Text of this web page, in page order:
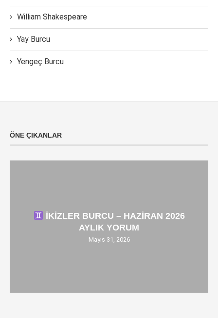
William Shakespeare
Yay Burcu
Yengeç Burcu
ÖNE ÇIKANLAR
İKİZLER BURCU – HAZİRAN 2026
AYLIK YORUM
Mayıs 31, 2026